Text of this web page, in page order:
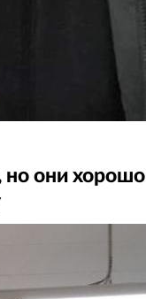
но они хорошо